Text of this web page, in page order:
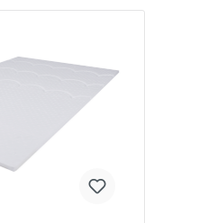
werden zur Bogenführung
genutzt. Genau wie die
Rohrkanal und Dämmung
sind sechs Bögen, die
werden können.